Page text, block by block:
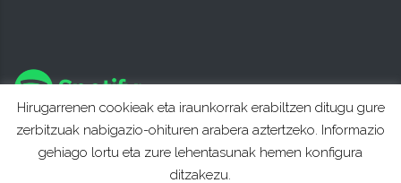
Hirugarrenen cookieak eta iraunkorrak erabiltzen ditugu gure
zerbitzuak nabigazio-ohituren arabera aztertzeko. Informazio
gehiago lortu eta zure lehentasunak hemen konfigura
ditzakezu.